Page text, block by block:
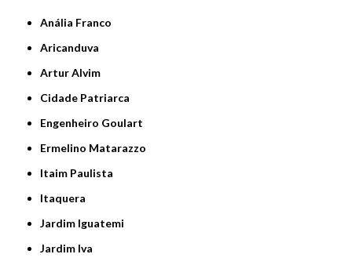
Anália Franco
Aricanduva
Artur Alvim
Cidade Patriarca
Engenheiro Goulart
Ermelino Matarazzo
Itaim Paulista
Itaquera
Jardim Iguatemi
Jardim Iva